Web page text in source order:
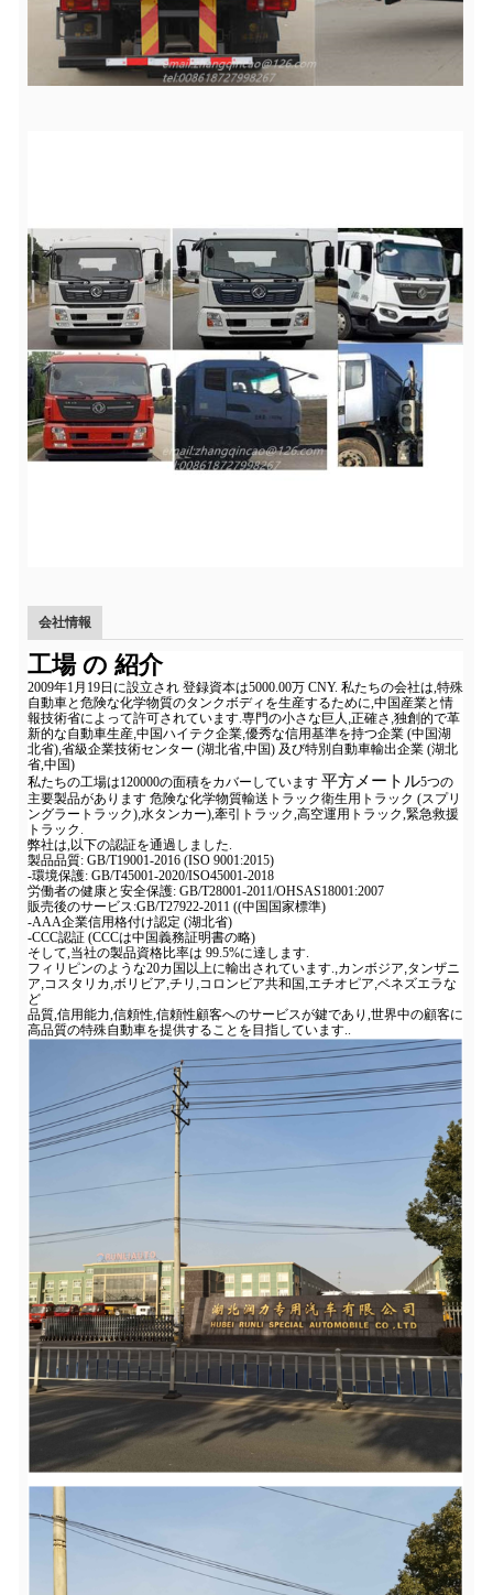
会社情報
工場 の 紹介
2009年1月19日に設立され 登録資本は5000.00万 CNY. 私たちの会社は,特殊
自動車と危険な化学物質のタンクボディを生産するために,中国産業と情
報技術省によって許可されています.専門の小さな巨人 正確さ 独創的で革
新的な自動車生産 中国ハイテク企業 優秀な信用基準を持つ企業 (中国湖
北省) 省級企業技術センター (湖北省,中国) 及び特別自動車輸出企業 (湖北
省,中国)
私たちの工場は120000の面積をカバーしています 平方メートル5つの
主要製品があります 危険な化学物質輸送トラック衛生用トラック (スプリ
ングラートラック) 水タンカー),牽引トラック,高空運用トラック,緊急救援
トラック.
弊社は,以下の認証を通過しました.
製品品質: GB/T19001-2016 (ISO 9001:2015)
-環境保護: GB/T45001-2020/ISO45001-2018
労働者の健康と安全保護: GB/T28001-2011/OHSAS18001:2007
販売後のサービス:GB/T27922-2011 ((中国国家標準)
-AAA企業信用格付け認定 (湖北省)
-CCC認証 (CCCは中国義務証明書の略)
そして,当社の製品資格比率は 99.5%に達します.
フィリピンのような20カ国以上に輸出されています. カンボジア タンザニ
ア コスタリカ ボリビア チリ コロンビア共和国 エチオピア ベネズエラな
ど
品質,信用能力,信頼性,信頼性顧客へのサービスが鍵であり,世界中の顧客に
高品質の特殊自動車を提供することを目指しています..